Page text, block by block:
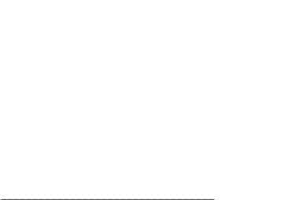
__________________________________